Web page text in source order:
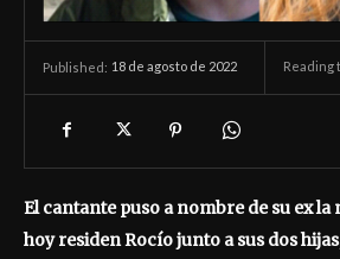
Published: 18 de agosto de 2022 Reading
El cantante puso a nombre de su ex la
hoy residen Rocío junto a sus dos